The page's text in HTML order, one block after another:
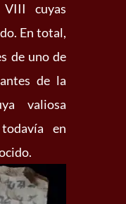
cuyas
En total,
de uno de
de la
valiosa
en